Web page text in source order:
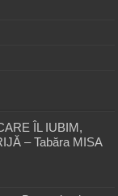
ÎL IUBIM,
– Tabăra MISA